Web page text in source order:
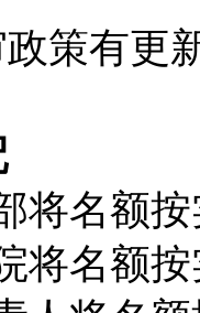
策有更
将名额
将名额